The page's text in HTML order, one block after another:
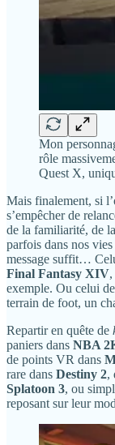
Mon
rôle
Quest X,
Mais finalement, si
s’empêcher de
de la familiarité, de
parfois dans nos
message suffit…
Final Fantasy XIV,
exemple. Ou celui
terrain de foot, un
Repartir en quête de
paniers dans NBA
de points VR dans
rare dans Destiny 2,
Splatoon 3, ou
reposant sur leur